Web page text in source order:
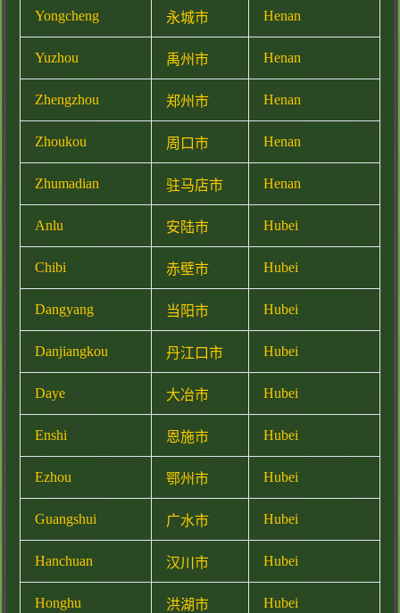
Yongcheng 永城市 Henan
Yuzhou 禹州市 Henan
Zhengzhou 郑州市 Henan
Zhoukou 周口市 Henan
Zhumadian 驻马店市 Henan
Anlu 安陆市 Hubei
Chibi 赤壁市 Hubei
Dangyang 当阳市 Hubei
Danjiangkou 丹江口市 Hubei
Daye 大冶市 Hubei
Enshi 恩施市 Hubei
Ezhou 鄂州市 Hubei
Guangshui 广水市 Hubei
Hanchuan 汉川市 Hubei
Honghu 洪湖市 Hubei